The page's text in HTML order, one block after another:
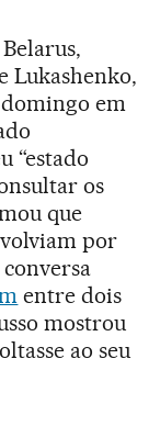
Lukashenko,
em
“estado
os
que
por
entre dois
mostrou
ao seu